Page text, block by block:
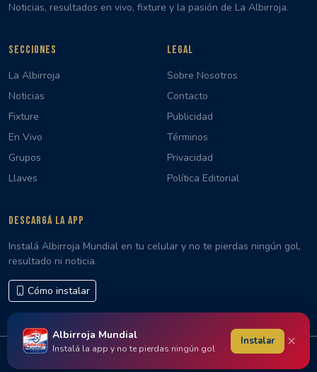
Noticias, resultados en vivo, fixture y la pasión de La Albirroja.
SECCIONES
La Albirroja
Noticias
Fixture
En Vivo
Grupos
Llaves
LEGAL
Sobre Nosotros
Contacto
Publicidad
Términos
Privacidad
Política Editorial
DESCARGÁ LA APP
Instalá Albirroja Mundial en tu celular y no te pierdas ningún gol,
resultado ni noticia.
Cómo instalar
© 2026 Albirroja Mundial · Hecho con 🇵🇾 en Paraguay
Albirroja Mundial
Instalá la app y no te pierdas ningún gol
Instalar ×